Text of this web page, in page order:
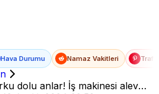
Hava Durumu Namaz Vakitleri
dolu anlar! İş makinesi alev